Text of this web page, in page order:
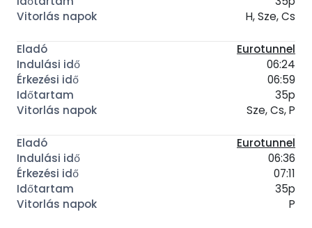
H, Sze, Cs
Eurotunnel
06:24
06:59
35p
Sze, Cs, P
Eurotunnel
06:36
07:11
35p
P